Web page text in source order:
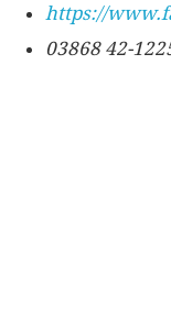
https://
03868 42-